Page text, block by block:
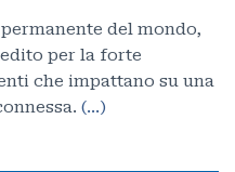
del mondo,
per la forte
che impattano su una
(…)